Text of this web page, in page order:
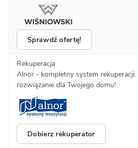
Sprawdź ofertę!
Rekuperacja
Alnor - kompletny system rekuperacji.
rozwiązanie dla Twojego domu!
Dobierz rekuperator